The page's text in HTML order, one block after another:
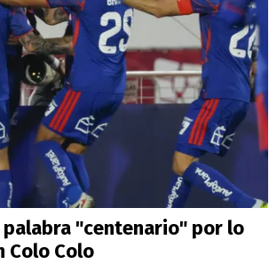
palabra "centenario" por lo
Colo Colo